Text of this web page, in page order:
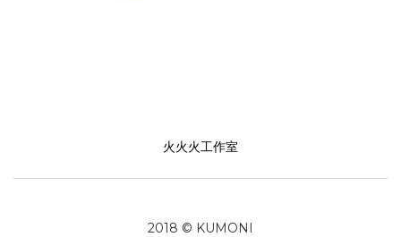
火火火工作室
2018 © KUMONI